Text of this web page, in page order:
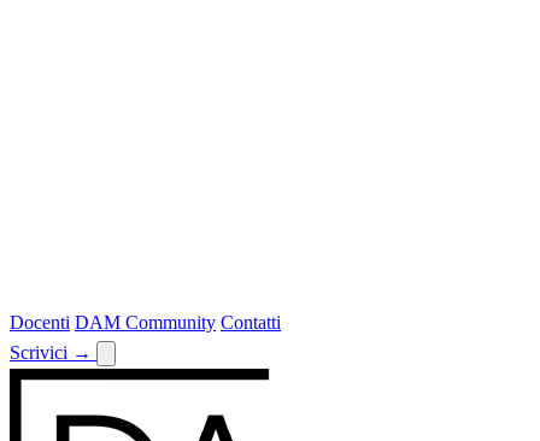
Docenti DAM Community Contatti
Scrivici →